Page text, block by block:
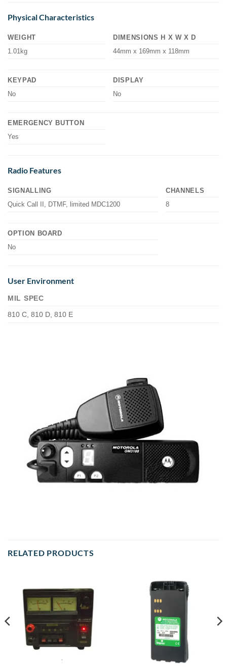
Physical Characteristics
WEIGHT
1.01kg
DIMENSIONS H X W X D
44mm x 169mm x 118mm
KEYPAD
No
DISPLAY
No
EMERGENCY BUTTON
Yes
Radio Features
SIGNALLING
Quick Call II, DTMF, limited MDC1200
CHANNELS
8
OPTION BOARD
No
User Environment
MIL SPEC
810 C, 810 D, 810 E
RELATED PRODUCTS